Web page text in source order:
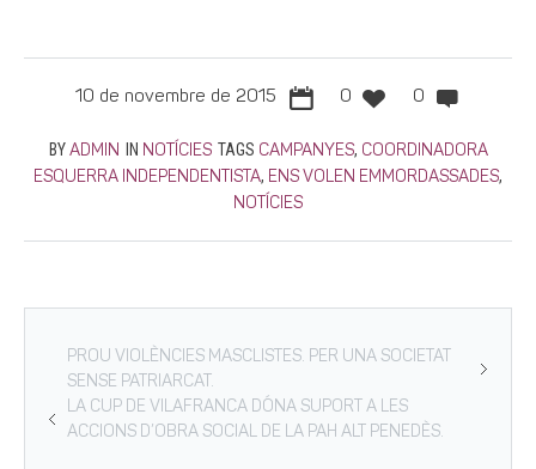
10 de novembre de 2015 0 0
BY ADMIN IN NOTÍCIES TAGS CAMPANYES, COORDINADORA
ESQUERRA INDEPENDENTISTA, ENS VOLEN EMMORDASSADES,
NOTÍCIES
PROU VIOLÈNCIES MASCLISTES. PER UNA SOCIETAT
SENSE PATRIARCAT.
LA CUP DE VILAFRANCA DÓNA SUPORT A LES
ACCIONS D’OBRA SOCIAL DE LA PAH ALT PENEDÈS.